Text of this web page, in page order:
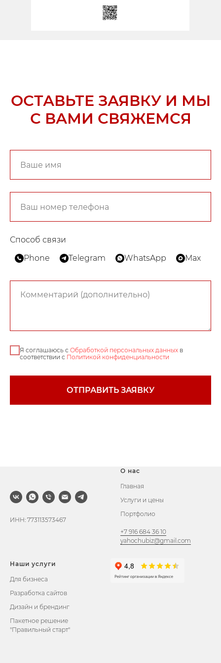
ОСТАВЬТЕ ЗАЯВКУ И МЫ
С ВАМИ СВЯЖЕМСЯ
Способ связи
Phone
Telegram WhatsApp Max
Я соглашаюсь с Обработкой персональных данных в
соответствии с Политикой конфиденциальности
ОТПРАВИТЬ ЗАЯВКУ
ИНН: 773113573467
О нас
Главная
Услуги и цены
Портфолио
+7 916 684 36 10
yahochubiz@gmail.com
Наши услуги
Для бизнеса
Разработка сайтов
Дизайн и брендинг
Пакетное решение
"Правильный старт"